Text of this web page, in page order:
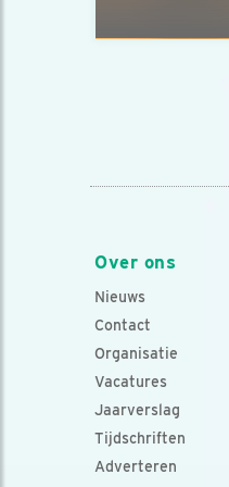
Over ons
Nieuws
Contact
Organisatie
Vacatures
Jaarverslag
Tijdschriften
Adverteren